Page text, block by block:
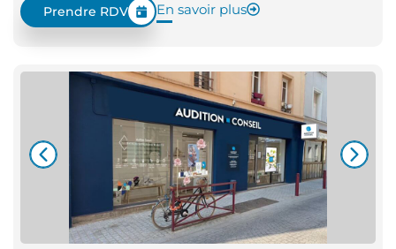
Prendre RDV En savoir plus